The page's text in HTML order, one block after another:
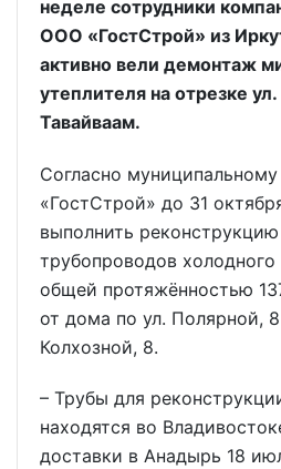
неделе сотрудники
ООО «ГостСтрой» из
активно вели демонтаж
утеплителя на отрезке
Тавайваам.
Согласно
«ГостСтрой» до 31
выполнить
трубопроводов
общей протяжённостью
от дома по ул. Полярной,
Колхозной, 8.
– Трубы для
находятся во
доставки в Анадырь 18